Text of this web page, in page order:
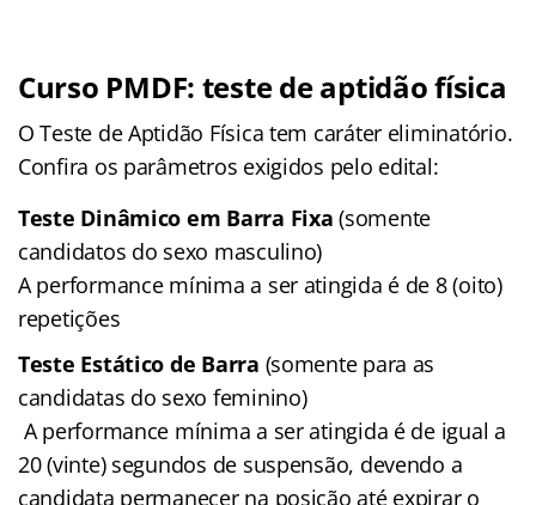
Curso PMDF: teste de aptidão física
O Teste de Aptidão Física tem caráter eliminatório.
Confira os parâmetros exigidos pelo edital:
Teste Dinâmico em Barra Fixa (somente
candidatos do sexo masculino)
A performance mínima a ser atingida é de 8 (oito)
repetições
Teste Estático de Barra (somente para as
candidatas do sexo feminino)
A performance mínima a ser atingida é de igual a
20 (vinte) segundos de suspensão, devendo a
candidata permanecer na posição até expirar o